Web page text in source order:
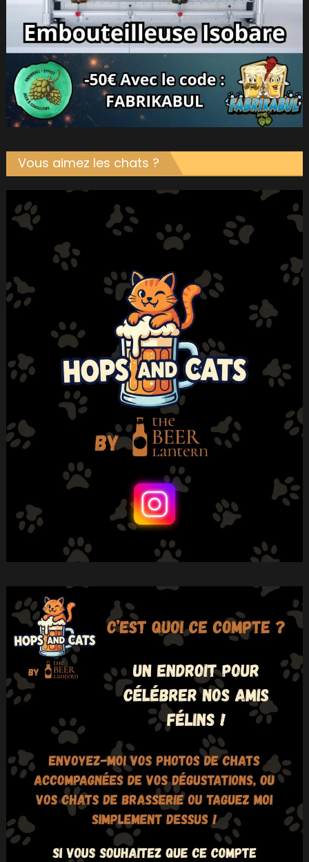
Vous aimez les chats ?